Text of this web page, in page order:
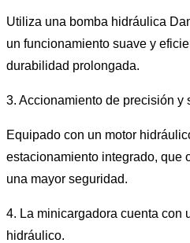
Utiliza una bomba hidráulica
un funcionamiento suave y
durabilidad prolongada.
3. Accionamiento de precisión y
Equipado con un motor
estacionamiento integrado, que
una mayor seguridad.
4. La minicargadora cuenta con
hidráulico.